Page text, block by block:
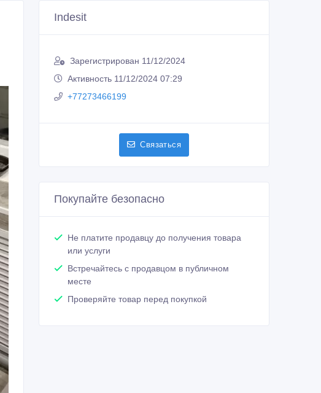
Indesit
Зарегистрирован 11/12/2024
Активность 11/12/2024 07:29
+77273466199
Связаться
Покупайте безопасно
Не платите продавцу до получения товара
или услуги
Встречайтесь с продавцом в публичном
месте
Проверяйте товар перед покупкой